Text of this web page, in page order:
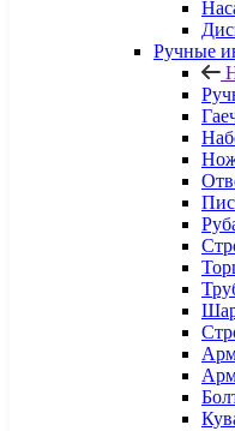
Ручные